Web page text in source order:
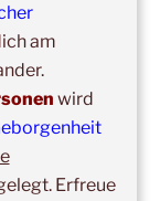
Marburg
Ausbildung
am
wird
Erfreue